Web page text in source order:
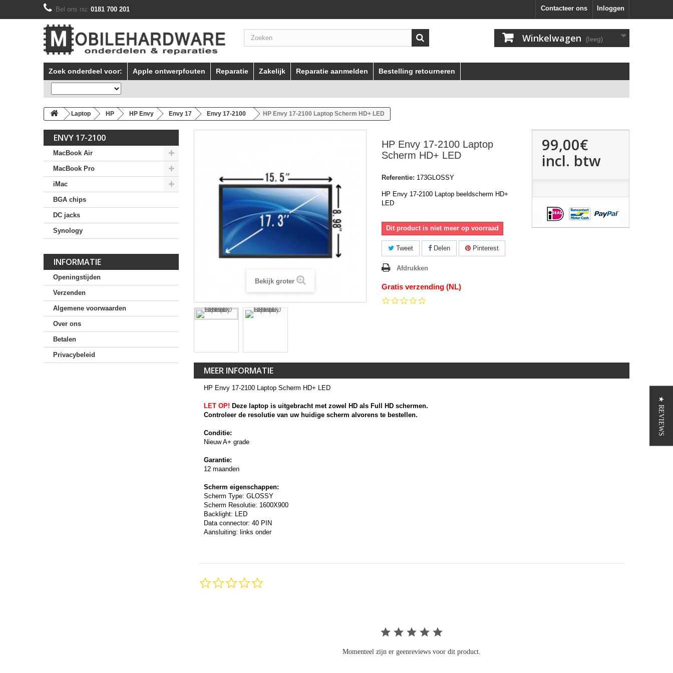
Inloggen
Contacteer ons
Bel ons nu: 0181 700 201
Winkelwagen (leeg)
Zoek onderdeel voor: Apple ontwerpfouten Reparatie Zakelijk Reparatie aanmelden Bestelling retourneren
Laptop HP HP Envy Envy 17 Envy 17-2100 HP Envy 17-2100 Laptop Scherm HD+ LED
ENVY 17-2100
MacBook Air
MacBook Pro
iMac
BGA chips
DC jacks
Synology
INFORMATIE
Openingstijden
Verzenden
Algemene voorwaarden
Over ons
Betalen
Privacybeleid
Bekijk groter
HP Envy 17-2100 Laptop
Scherm HD+ LED
Referentie: 173GLOSSY
HP Envy 17-2100 Laptop beeldscherm HD+
LED
Dit product is niet meer op voorraad
Tweet Delen Pinterest
Afdrukken
Gratis verzending (NL)
99,00€
incl. btw
MEER INFORMATIE
HP Envy 17-2100 Laptop Scherm HD+ LED
LET OP! Deze laptop is uitgebracht met zowel HD als Full HD schermen.
Controleer de resolutie van uw huidige scherm alvorens te bestellen.
Conditie:
Nieuw A+ grade
Garantie:
12 maanden
Scherm eigenschappen:
Scherm Type: GLOSSY
Scherm Resolutie: 1600X900
Backlight: LED
Data connector: 40 PIN
Aansluiting: links onder
Momenteel zijn er geenreviews voor dit product.
★ REVIEWS